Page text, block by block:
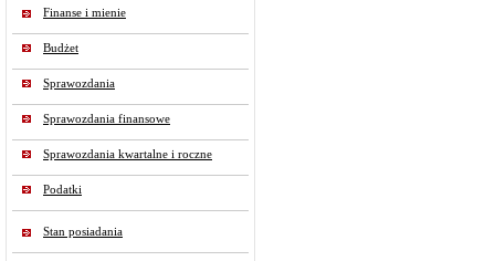
Finanse i mienie
Budżet
Sprawozdania
Sprawozdania finansowe
Sprawozdania kwartalne i roczne
Podatki
Stan posiadania